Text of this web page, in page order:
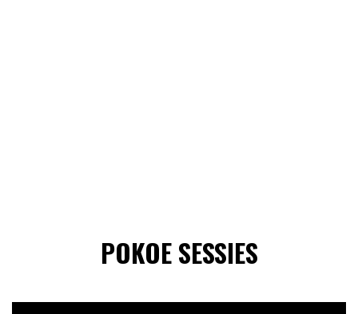
POKOE SESSIES